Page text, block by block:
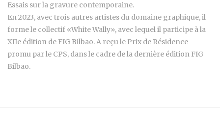
Essais sur la gravure contemporaine.
En 2023, avec trois autres artistes du domaine graphique, il
forme le collectif «White Wally», avec lequel il participe à la
XIIe édition de FIG Bilbao. A reçu le Prix de Résidence
promu par le CPS, dans le cadre de la dernière édition FIG
Bilbao.